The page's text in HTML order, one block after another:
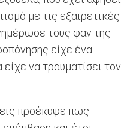
με τις εξαιρετικές
τους φαν της
είχε ένα
να τραυματίσει τον
προέκυψε πως